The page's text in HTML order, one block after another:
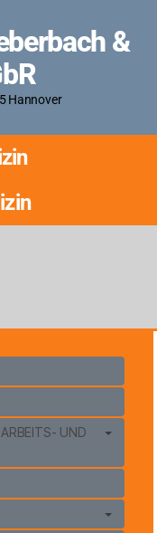
&
Hannover
UND